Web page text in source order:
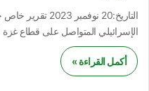
التاريخ:20
الإسرائيلي المتواصل على قطاع غزة لليوم 45 على
أكمل القراءة »